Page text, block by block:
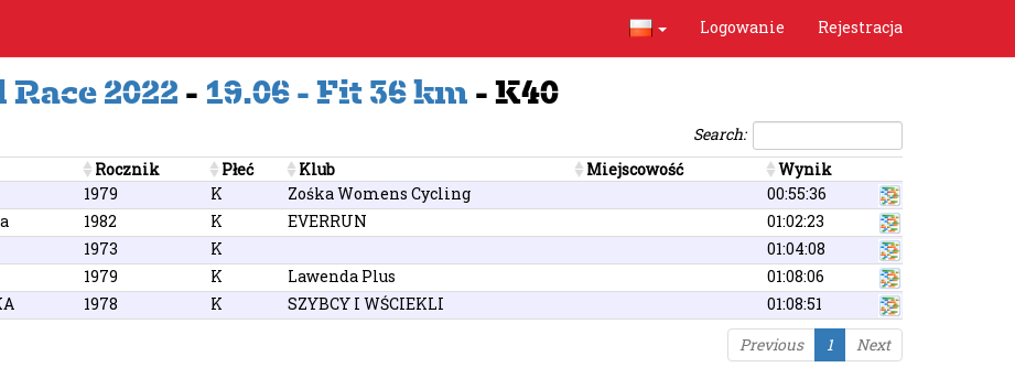
Logowanie Rejestracja
Race 2022 - 19.06 - Fit 36 km - K40
Search:
Rocznik Płeć Klub Miejscowość
Wynik
1979 K Zośka Womens Cycling
00:55:36
1982 K EVERRUN
01:02:23
1973 K
01:04:08
1979 K Lawenda Plus
01:08:06
1978 K SZYBCY I WŚCIEKLI
01:08:51
Previous 1 Next